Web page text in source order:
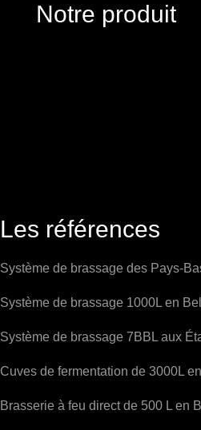
Notre produit
Les références
Système de brassage des Pays-
Système de brassage 1000L en
Système de brassage 7BBL aux
Cuves de fermentation de 3000L
Brasserie à feu direct de 500 L en